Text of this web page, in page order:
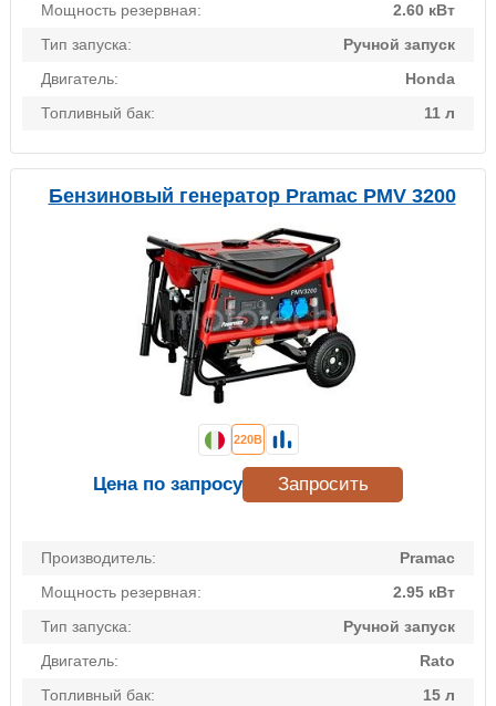
Мощность резервная:
2.60 кВт
Тип запуска:
Ручной запуск
Двигатель:
Honda
Топливный бак:
11 л
Бензиновый генератор Pramac PMV 3200
Производитель:
Pramac
Мощность резервная:
2.95 кВт
Тип запуска:
Ручной запуск
Двигатель:
Rato
Топливный бак:
15 л
220В
Цена по запросу Запросить